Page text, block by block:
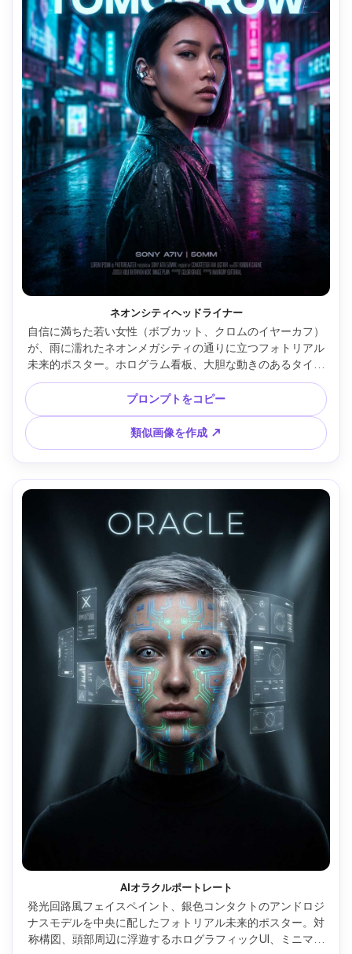
ネオンシティヘッドライナー
自信に満ちた若い女性（ボブカット、クロムのイヤーカフ）
が、雨に濡れたネオンメガシティの通りに立つフォトリアル
未来的ポスター。ホログラム看板、大胆な動きのあるタイポ
グラフィ（トップに「NEON TOMORROW」）、シアンとマ
ゼンタの光、濡れたアスファルトのリフレクション、映画的
リムライト、余白の多いポスターレイアウト、Sony A7IV、
50mmレンズ、浅い被写界深度、超詳細な肌テクスチャー、
高級誌カラーグレーディング、印刷向けシャープネス --ar
4:5
プロンプトをコピー
類似画像を作成 ↗
AIオラクルポートレート
発光回路風フェイスペイント、銀色コンタクトのアンドロジ
ナスモデルを中央に配したフォトリアル未来的ポスター。対
称構図、頭部周辺に浮遊するホログラフィックUI、ミニマル